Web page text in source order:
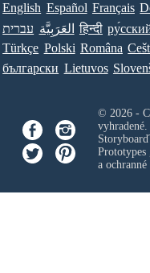
English Español Français
עברית العَرَبِيَّة हिन्दी
Türkçe Polski Româna
български Lietuvos
© 2026 -
vyhradené.
a